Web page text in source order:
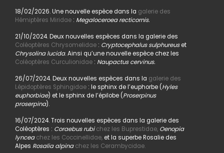
18/02/2026. Une nouvelle espèce dans la galerie des
Hémiptères Miridae: Megaloceroea recticornis.
21/10/2024. Deux nouvelles espèces dans la galerie des
Coléoptères Chrysomelidae: Cryptocephalus sulphureuset
Chrysolina lucida. Ainsi qu’une nouvelle espèce chez les
Coléoptères Curculionidae : Naupactus cervinus.
26/07/2024. Deux nouvelles espèces dans la galerie des
Lépidoptères Sphingidae: le sphinx de l’euphorbe (Hyles
euphorbiae) et le sphinx de l’épilobe (Proserpinus
proserpina).
16/07/2024. Trois nouvelles espèces dans la galerie des
Coléoptères : Coraebus rubi chez les Buprestidae, Oenopia
lyncea chez les Coccinellidae,et la superbe Rosalie des
Alpes Rosalia alpina chez les Cerambycidae.